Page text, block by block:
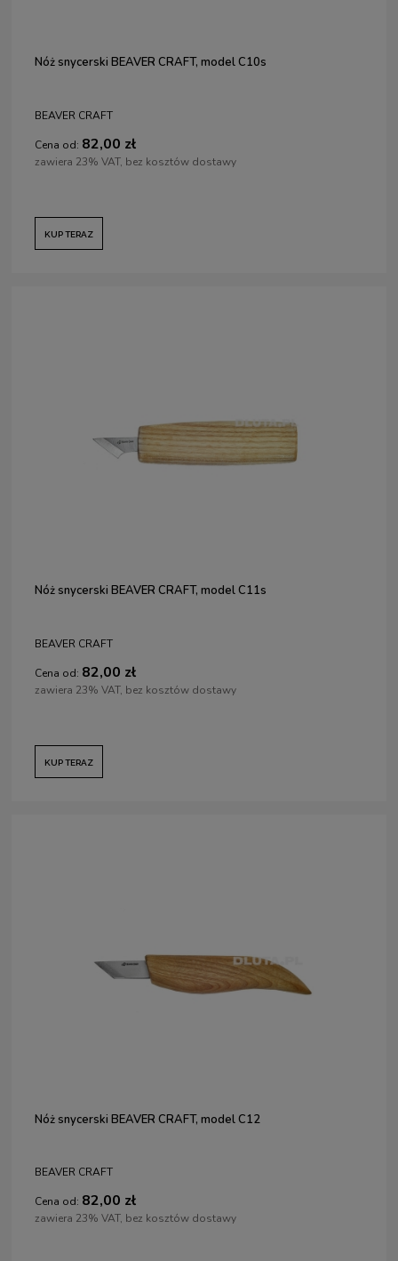
Nóż snycerski BEAVER CRAFT, model C10s
BEAVER CRAFT
Cena od: 82,00 zł
zawiera 23% VAT, bez kosztów dostawy
KUP TERAZ
Nóż snycerski BEAVER CRAFT, model C11s
BEAVER CRAFT
Cena od: 82,00 zł
zawiera 23% VAT, bez kosztów dostawy
KUP TERAZ
Nóż snycerski BEAVER CRAFT, model C12
BEAVER CRAFT
Cena od: 82,00 zł
zawiera 23% VAT, bez kosztów dostawy